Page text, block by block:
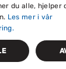
og
du alle, hjelper
Les mer i vår